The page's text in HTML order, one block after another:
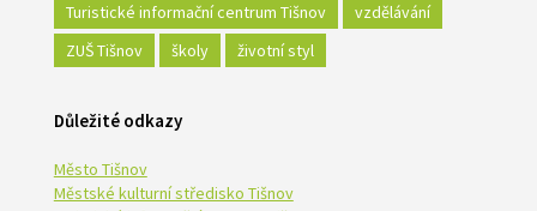
Turistické informační centrum Tišnov
vzdělávání
ZUŠ Tišnov
školy životní styl
Důležité odkazy
Město Tišnov
Městské kulturní středisko Tišnov